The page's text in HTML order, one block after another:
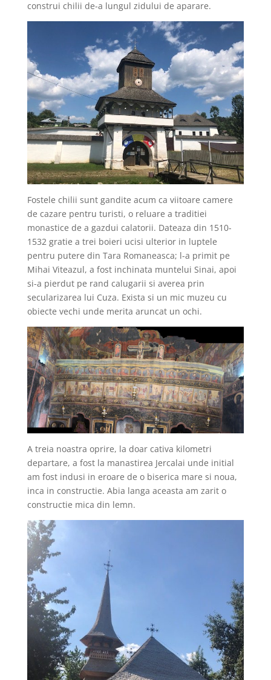
construi chilii de-a lungul zidului de aparare.
Fostele chilii sunt gandite acum ca viitoare camere
de cazare pentru turisti, o reluare a traditiei
monastice de a gazdui calatorii. Dateaza din 1510-
1532 gratie a trei boieri ucisi ulterior in luptele
pentru putere din Tara Romaneasca; l-a primit pe
Mihai Viteazul, a fost inchinata muntelui Sinai, apoi
si-a pierdut pe rand calugarii si averea prin
secularizarea lui Cuza. Exista si un mic muzeu cu
obiecte vechi unde merita aruncat un ochi.
A treia noastra oprire, la doar cativa kilometri
departare, a fost la manastirea Jercalai unde initial
am fost indusi in eroare de o biserica mare si noua,
inca in constructie. Abia langa aceasta am zarit o
constructie mica din lemn.